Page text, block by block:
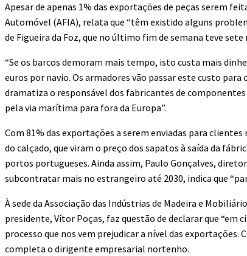
Apesar de apenas 1% das exportações de peças serem
Automóvel (AFIA), relata que “têm existido alguns
de Figueira da Foz, que no último fim de semana teve sete
“Se os barcos demoram mais tempo, isto custa mais
euros por navio. Os armadores vão passar este custo
dramatiza o responsável dos fabricantes de
pela via marítima para fora da Europa”.
Com 81% das exportações a serem enviadas para
do calçado, que viram o preço dos sapatos à saída da
portos portugueses. Ainda assim, Paulo Gonçalves,
subcontratar mais no estrangeiro até 2030, indica que
À sede da Associação das Indústrias de Madeira e
presidente, Vítor Poças, faz questão de declarar que “em
processo que nos vem prejudicar a nível das exportações.
completa o dirigente empresarial nortenho.